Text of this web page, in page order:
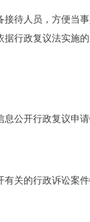
人员，方便当事
行政复议法实施
公开行政复议申请
关的行政诉讼案件